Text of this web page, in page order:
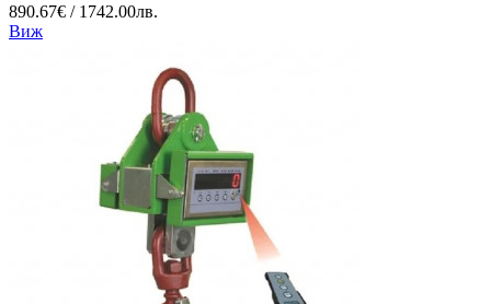
890.67€ / 1742.00лв.
Виж